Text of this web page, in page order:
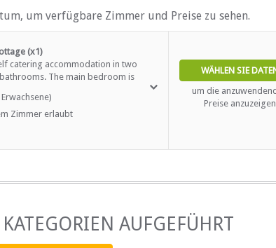
um verfügbare Zimmer und Preise zu sehen.
(x1)
catering accommodation in two
The main bedroom is
with a Queen-size bed. The en-
a shower, toilet and basin. The
upstairs, is air conditioned and
machine. The living area
Zimmer erlaubt
WÄHLEN SIE
um die
Preise anzuzeigen
AUFGEFÜHRT